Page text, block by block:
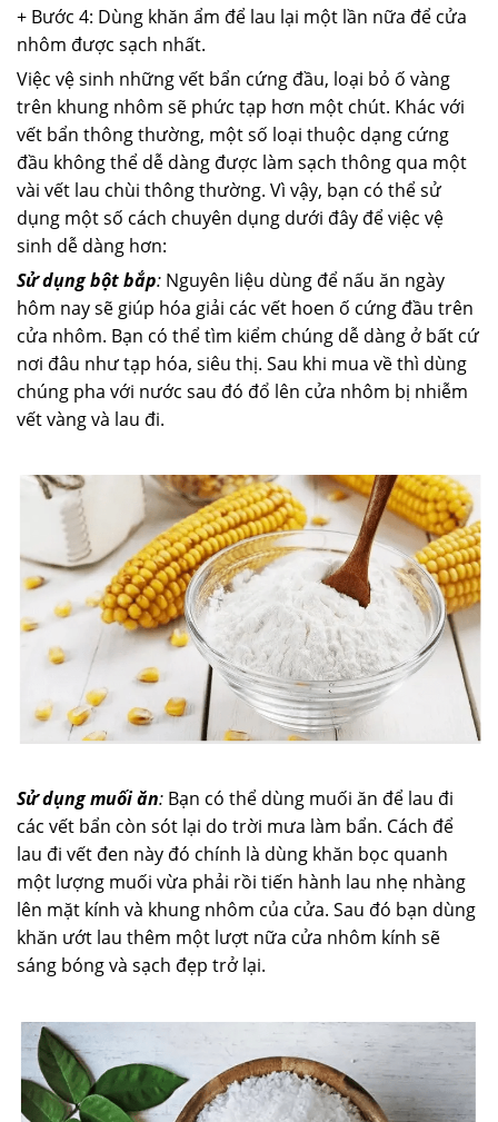
+ Bước 4: Dùng khăn ẩm để lau lại một lần nữa để cửa
nhôm được sạch nhất.
Việc vệ sinh những vết bẩn cứng đầu, loại bỏ ố vàng
trên khung nhôm sẽ phức tạp hơn một chút. Khác với
vết bẩn thông thường, một số loại thuộc dạng cứng
đầu không thể dễ dàng được làm sạch thông qua một
vài vết lau chùi thông thường. Vì vậy, bạn có thể sử
dụng một số cách chuyên dụng dưới đây để việc vệ
sinh dễ dàng hơn:
Sử dụng bột bắp: Nguyên liệu dùng để nấu ăn ngày
hôm nay sẽ giúp hóa giải các vết hoen ố cứng đầu trên
cửa nhôm. Bạn có thể tìm kiểm chúng dễ dàng ở bất cứ
nơi đâu như tạp hóa, siêu thị. Sau khi mua về thì dùng
chúng pha với nước sau đó đổ lên cửa nhôm bị nhiễm
vết vàng và lau đi.
Sử dụng muối ăn: Bạn có thể dùng muối ăn để lau đi
các vết bẩn còn sót lại do trời mưa làm bẩn. Cách để
lau đi vết đen này đó chính là dùng khăn bọc quanh
một lượng muối vừa phải rồi tiến hành lau nhẹ nhàng
lên mặt kính và khung nhôm của cửa. Sau đó bạn dùng
khăn ướt lau thêm một lượt nữa cửa nhôm kính sẽ
sáng bóng và sạch đẹp trở lại.